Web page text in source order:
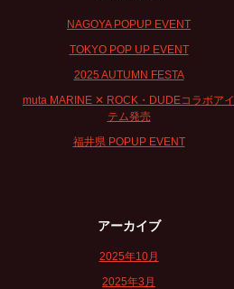
NAGOYA POPUP EVENT
TOKYO POP UP EVENT
2025 AUTUMN FESTA
muta MARINE ✕ ROCK・DUDEコラボアイ
テム発売
福井県 POPUP EVENT
アーカイブ
2025年10月
2025年3月